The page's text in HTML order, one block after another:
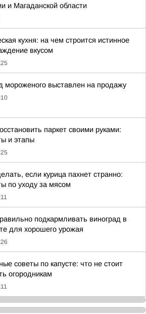
и Магаданской области
кухня: на чем строится истинное
вкусом
мороженого выставлен на продажу
паркет своими руками:
и этапы
если курица пахнет странно:
по уходу за мясом
подкармливать виноград в
для хорошего урожая
советы по капусте: что не стоит
огородникам